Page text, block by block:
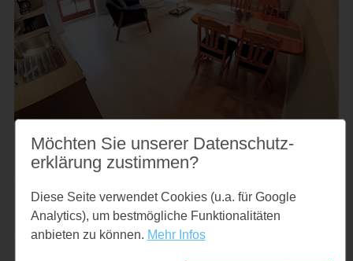
Möchten Sie unserer Datenschutz­
erklärung zustimmen?
Diese Seite verwendet Cookies (u.a. für Google
Analytics), um bestmögliche Funktionalitäten
anbieten zu können. Mehr Infos